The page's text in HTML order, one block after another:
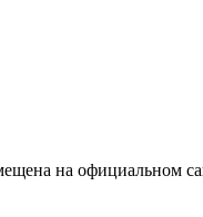
на официальном